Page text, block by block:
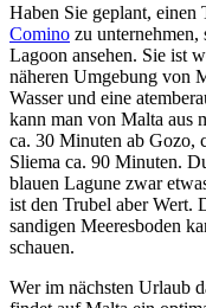
Haben Sie geplant, einen
Comino zu
Lagoon ansehen. Sie ist
näheren Umgebung von
Wasser und eine
kann man von Malta aus
ca. 30 Minuten ab Gozo,
Sliema ca. 90 Minuten.
blauen Lagune zwar
ist den Trubel aber Wert.
sandigen Meeresboden
schauen.
Wer im nächsten Urlaub